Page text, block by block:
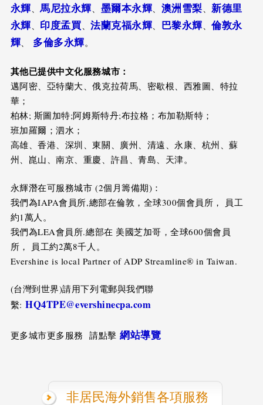
永輝 、馬尼拉永輝 墨爾本永輝 澳洲雪梨
新德里
永輝
印度孟買 、法蘭克福永輝 巴黎永輝 、倫敦永
輝
多倫多永輝。
其他已提供中文化服務城市：
邁阿密、亞特蘭大、俄克拉荷馬、密歇根、西雅圖、特拉
華；
柏林; 斯圖加特;阿姆斯特丹;布拉格；布加勒斯特；
班加羅爾；泗水；
高雄、香港、深圳、東關、廣州、清遠、永康、杭州、蘇
州、崑山、南京、重慶、許昌、青島、天津。
永輝潛在可服務城市 (2個月籌備期)：
我們為IAPA會員所,總部在倫敦，全球300個會員所， 員工
約1萬人。
我們為LEA會員所.總部在 美國芝加哥，全球600個會員
所， 員工約2萬8千人。
Evershine is local Partner of ADP Streamline® in Taiwan.
(台灣到世界)請用下列電郵與我們聯
繫:HQ4TPE@evershinecpa.com
更多城市更多服務 請點擊網站導覽
非居民海外銷售各項服務